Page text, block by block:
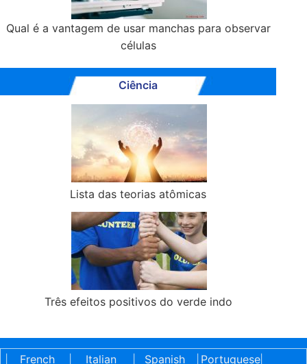
Qual é a vantagem de usar manchas para observar
células
Ciência
Lista das teorias atômicas
Três efeitos positivos do verde indo
French Italian Spanish Portuguese|